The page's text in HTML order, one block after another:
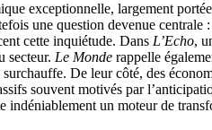
exceptionnelle, largement
une question devenue
cette inquiétude. Dans L’Echo,
secteur. Le Monde rappelle
De leur côté, des
souvent motivés par
indéniablement un moteur de